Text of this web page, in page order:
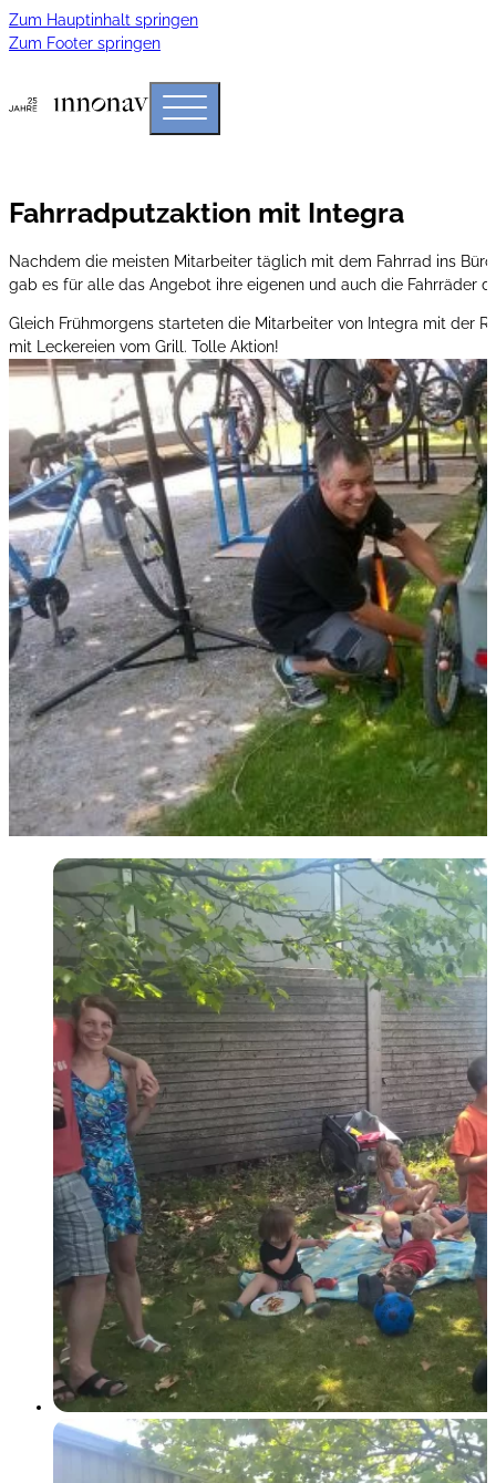
Zum Hauptinhalt springen
Zum Footer springen
Fahrradputzaktion mit Integra
Nachdem die meisten Mitarbeiter täglich mit dem Fahrrad ins
gab es für alle das Angebot ihre eigenen und auch die Fahrräder
Gleich Frühmorgens starteten die Mitarbeiter von Integra mit der
mit Leckereien vom Grill. Tolle Aktion!